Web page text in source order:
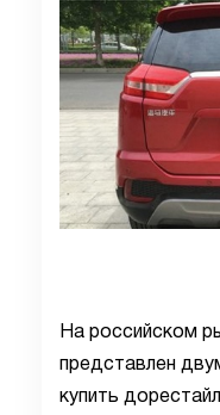
На российском
представлен
купить